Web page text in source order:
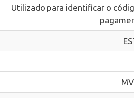
Utilizado para identificar o